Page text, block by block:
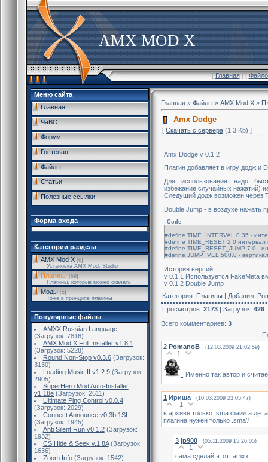
AMX MOD X
[Главная] [
Меню сайта
Главная
ЧаВО
Форум
Гостевая
Файлы
Статьи
Полезные ссылки
Форма входа
Категории раздела
AMX Mod X [6]
Установка AMX Mod, Studio
Плагины [69]
Плагины, которые можно скачать
Моды [5]
Тоже в принципе плагины
Популярные файлы
AMXX Russian Language
(Загрузок: 7816)
AMX Mod X Full Installer v1.8.1
(Загрузок: 5228)
Round Non-Stop v0.3.6(Загрузок:
3130)
Loading Music II v1.2.9(Загрузок:
2905)
SuperHero Mod Auto-Installer
v1.18e (Загрузок: 2611)
Ultimate Ping Control v0.0.4
(Загрузок: 2029)
Connect Announce v0.3b.1SL
(Загрузок: 1945)
Anti Silent Run v0.1.2(Загрузок:
1932)
CS Hide & Seek v.1.8A(Загрузок:
1636)
Zoom Info(Загрузок: 1542)
Главная » Файлы » AMX Mod X »
Amx Dodge
[ Скачать с сервера (1.3 Kb) ]
Amx Dodge v 0.1.2
Плагин добавляет в игру додж и
Для использования надо
избежание случайных нажатий)
Следущий додж возможен через
Double Jump - в воздухе нажать
Code
#define TIME_INTERVAL 0.35 -
#define TIME_RESET 2.0 интервал
#define TIME_RESET_JUMP 7.0 -
#define JUMP_VEL 500.0 -
История версий
v 0.1.1 Используется FakeMeta
v 0.1.2 Double Jump
Категория: Плагины | Добавил:
Просмотров: 2173 | Загрузок: 426
Всего комментариев: 3
2 PomanoB (12.03.2009 21:02:59)
1
Именно так автор и
1 Ириша (10.03.2009 23:05:47)
-1
в архиве только .sma файл а де
плагина нужен только .sma?
3 lp900 (05.11.2009 15:26:05)
1
сама сделай этот .amxx